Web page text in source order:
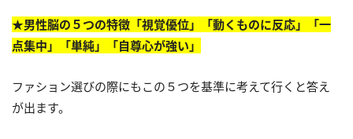
★男性脳の５つの特徴「視覚優位」「動くものに反応」「一
点集中」「単純」「自尊心が強い」
ファション選びの際にもこの５つを基準に考えて行くと答え
が出ます。